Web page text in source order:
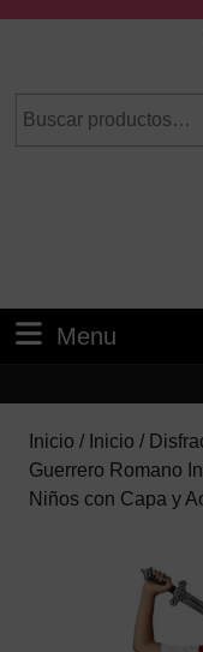
Cuando hay
Menu
Inicio / Inicio /
Guerrero Romano
Niños con Capa y